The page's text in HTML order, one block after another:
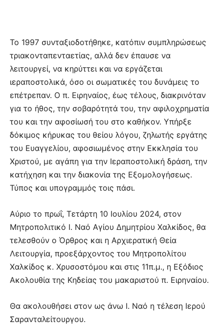
Το 1997 συνταξιοδοτήθηκε, κατόπιν συμπληρώσεως
τριακονταπενταετίας, αλλά δεν έπαυσε να
λειτουργεί, να κηρύττει και να εργάζεται
ιεραποστολικά, όσο οι σωματικές του δυνάμεις το
επέτρεπαν. Ο π. Ειρηναίος, έως τέλους, διακρινόταν
για το ήθος, την σοβαρότητά του, την αφιλοχρηματία
του και την αφοσίωσή του στο καθήκον. Υπήρξε
δόκιμος κήρυκας του θείου λόγου, ζηλωτής εργάτης
του Ευαγγελίου, αφοσιωμένος στην Εκκλησία του
Χριστού, με αγάπη για την Ιεραποστολική δράση, την
κατήχηση και την διακονία της Εξομολογήσεως.
Τύπος και υπογραμμός τοις πάσι.
Αύριο το πρωΐ, Τετάρτη 10 Ιουλίου 2024, στον
Μητροπολιτικό Ι. Ναό Αγίου Δημητρίου Χαλκίδος, θα
τελεσθούν ο Όρθρος και η Αρχιερατική Θεία
Λειτουργία, προεξάρχοντος του Μητροπολίτου
Χαλκίδος κ. Χρυσοστόμου και στις 11π.μ., η Εξόδιος
Ακολουθία της Κηδείας του μακαριστού π. Ειρηναίου.
Θα ακολουθήσει στον ως άνω Ι. Ναό η τέλεση Ιερού
Σαρανταλείτουργου.